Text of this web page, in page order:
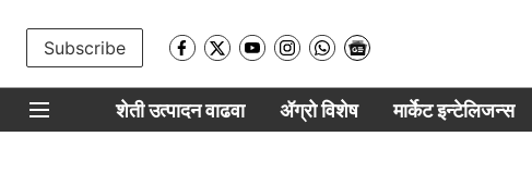
Subscribe
शेती उत्पादन वाढवा ॲग्रो विशेष मार्केट इन्टेलिजन्स